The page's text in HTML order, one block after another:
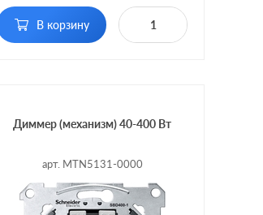
Включение:
сенсорный, с
возможностью
В корзину
Диммер (механизм) 40-400 Вт
арт. MTN5131-0000